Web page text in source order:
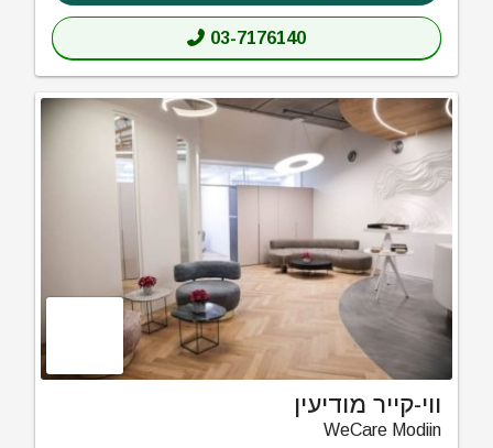
03-7176140
ווי-קייר מודיעין
WeCare Modiin